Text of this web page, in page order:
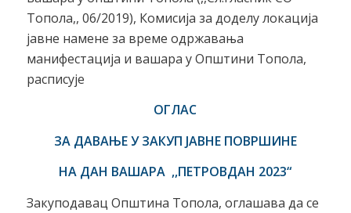
Топола,, 06/2019), Комисија за доделу локација
јавне намене за време одржавања
манифестација и вашара у Општини Топола,
расписује
ОГЛАС
ЗА ДАВАЊЕ У ЗАКУП ЈАВНЕ ПОВРШИНЕ
НА ДАН ВАШАРА ,,ПЕТРОВДАН 2023“
Закуподавац Општина Топола, оглашава да се